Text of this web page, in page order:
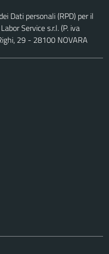
Dati personali (RPD) per il
Service s.r.l. (P. iva
29 - 28100 NOVARA